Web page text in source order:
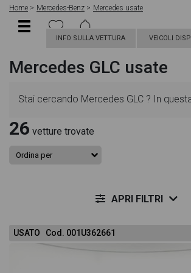
Home Mercedes-Benz Mercedes usate
INFO SULLA VETTURA VEICOLI
Mercedes GLC usate
Stai cercando Mercedes GLC ? In
troverai le migliori offerte per acquistare
Mercedes usato. Le schede veicolo sono
sono presenti informazioni essenziali
26 vetture trovate
APRI FILTRI
USATO Cod. 001U362661